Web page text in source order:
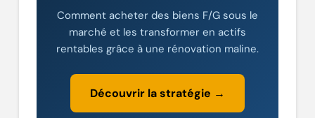
Comment acheter des biens F/G sous le
marché et les transformer en actifs
rentables grâce à une rénovation maline.
Découvrir la stratégie →